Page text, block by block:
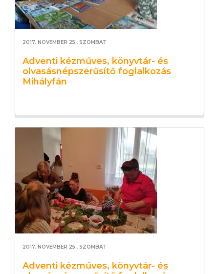
2017. NOVEMBER 25., SZOMBAT
Adventi kézműves, könyvtár- és
olvasásnépszerűsítő foglalkozás
Mihályfán
2017. NOVEMBER 25., SZOMBAT
Adventi kézműves, könyvtár- és